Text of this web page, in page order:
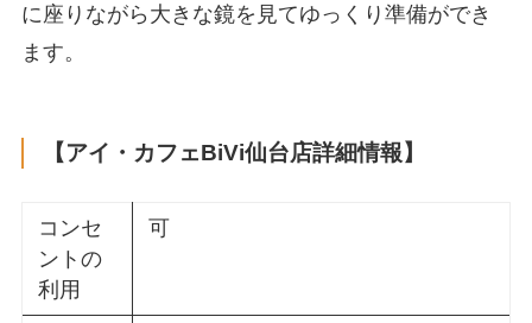
に座りながら大きな鏡を見てゆっくり準備ができ
ます。
【アイ・カフェBiVi仙台店詳細情報】
コンセ
ントの
利用
可